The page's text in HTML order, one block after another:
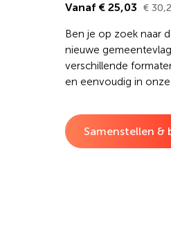
Vanaf € 25,03 €
Ben je op zoek naar
nieuwe
verschillende
en eenvoudig in
Samenstellen &